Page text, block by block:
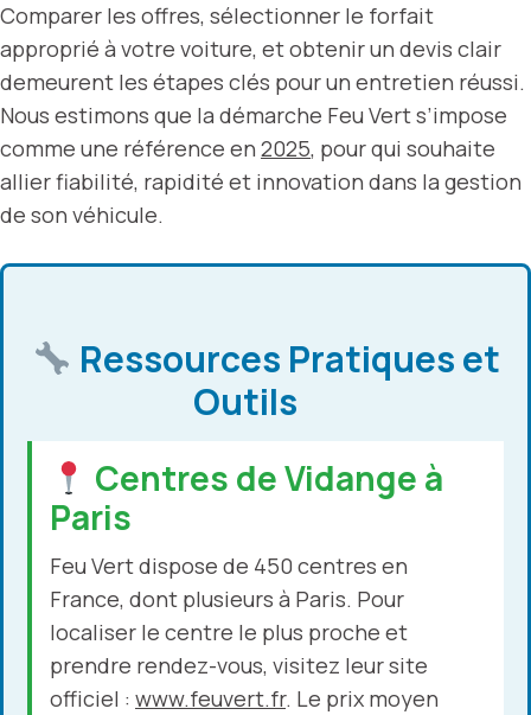
Comparer les offres, sélectionner le forfait
approprié à votre voiture, et obtenir un devis clair
demeurent les étapes clés pour un entretien réussi.
Nous estimons que la démarche Feu Vert s’impose
comme une référence en 2025, pour qui souhaite
allier fiabilité, rapidité et innovation dans la gestion
de son véhicule.
Ressources Pratiques et
Outils
Centres de Vidange à
Paris
Feu Vert dispose de 450 centres en
France, dont plusieurs à Paris. Pour
localiser le centre le plus proche et
prendre rendez-vous, visitez leur site
officiel : www.feuvert.fr. Le prix moyen